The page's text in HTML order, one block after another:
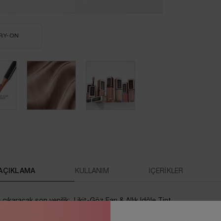
ON
KULLANIM İÇERİKLER
çıkaracak son yenilik: Likit-Göz Farı & Allık Idôle Tint.
yumuşak göz farı, cesur eyeliner veya allık görünümleri